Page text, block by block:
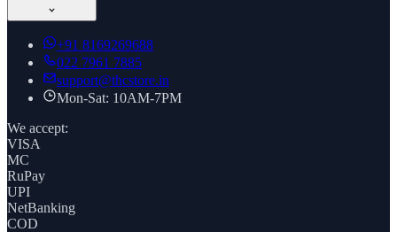
+91 8169269688
022 7961 7885
support@thcstore.in
Mon-Sat: 10AM-7PM
We accept:
VISA
MC
RuPay
UPI
NetBanking
COD